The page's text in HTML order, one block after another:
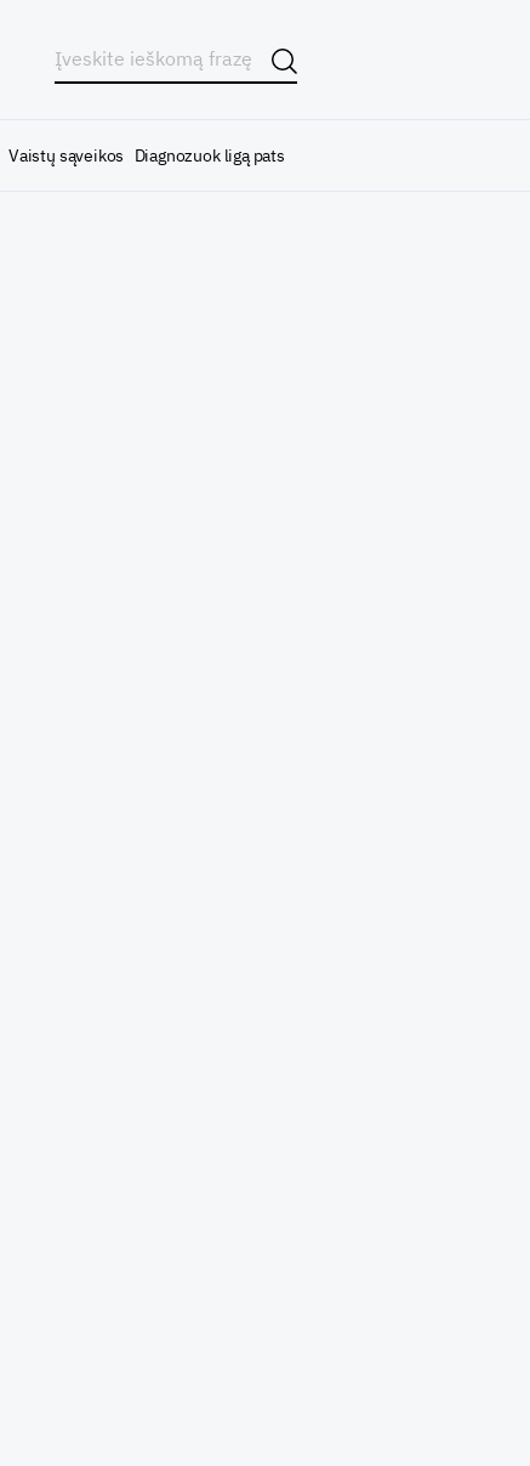
Vaistų sąveikos Diagnozuok ligą pats